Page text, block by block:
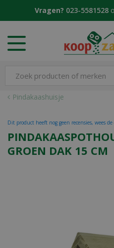
Pindakaashuisje
Vragen? 023-5581528
GROEN DAK 15 CM
Dit product heeft nog geen recensies, wees de